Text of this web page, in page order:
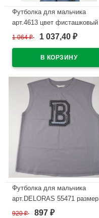
Футболка для мальчика
арт.4613 цвет фисташковый
В наличии
1 064₽ 1 037,40 ₽
Футболка для мальчика
арт.DELORAS 55471 размер
34/134-42/158 цвет серый
920₽ 897 ₽